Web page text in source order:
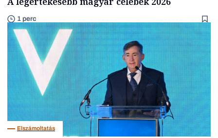
1 perc
Elszámoltatás